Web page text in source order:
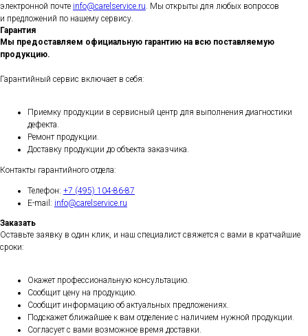
электронной почте info@carelservice.ru . Мы открыты для любых вопросов
и предложений по нашему сервису.
Гарантия
Мы предоставляем официальную гарантию на всю поставляемую
продукцию.
Гарантийный сервис включает в себя:
Приемку продукции в сервисный центр для выполнения диагностики
дефекта.
Ремонт продукции.
Доставку продукции до объекта заказчика.
Контакты гарантийного отдела:
Телефон: +7 (495) 104-86-87
E-mail: info@carelservice.ru
Заказать
Оставьте заявку в один клик, и наш специалист свяжется с вами в кратчайшие
сроки:
Окажет профессиональную консультацию.
Сообщит цену на продукцию.
Сообщит информацию об актуальных предложениях.
Подскажет ближайшее к вам отделение с наличием нужной продукции.
Согласует с вами возможное время доставки.